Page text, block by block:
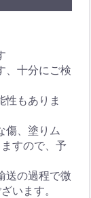
、十分にご検
性もありま
傷、塗りム
すので、予
送の過程で微
います。